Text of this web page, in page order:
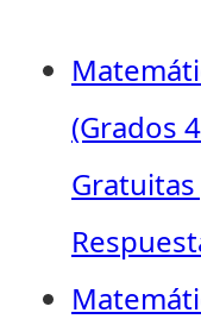
(Grados